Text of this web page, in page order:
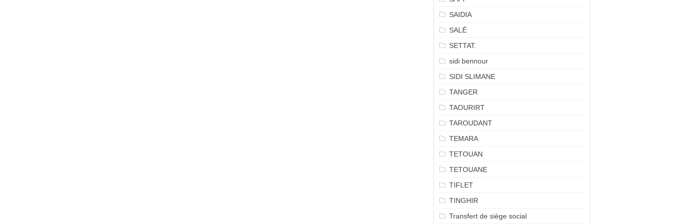
SAIDIA
SALÉ
SETTAT.
sidi bennour
SIDI SLIMANE
TANGER
TAOURIRT
TAROUDANT
TEMARA
TETOUAN
TETOUANE
TIFLET
TINGHIR
Transfert de siège social